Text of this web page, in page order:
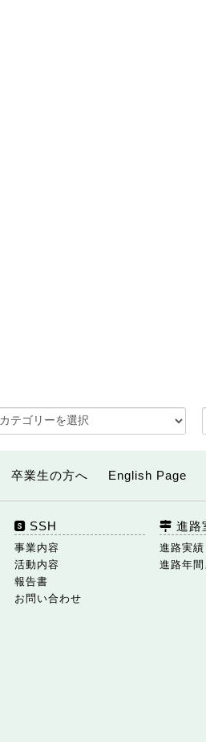
卒業生の方へ English Page
SSH
事業内容
活動内容
報告書
お問い合わせ
進路
進路実績
進路年